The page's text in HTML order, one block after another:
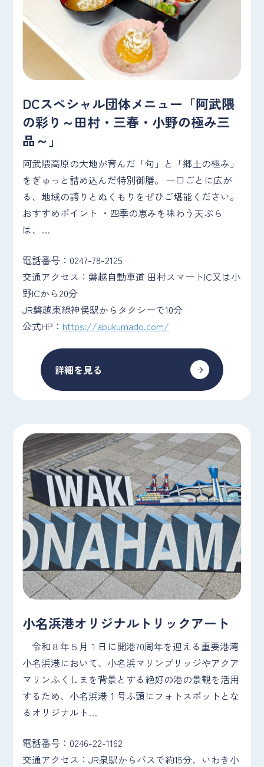
DCスペシャル団体メニュー「阿武隈
の彩り～田村・三春・小野の極み三
品～」
阿武隈高原の大地が育んだ「旬」と「郷土の極み」
をぎゅっと詰め込んだ特別御膳。 一口ごとに広が
る、地域の誇りとぬくもりをぜひご堪能ください。
おすすめポイント ・四季の恵みを味わう天ぷら
は、…
電話番号：0247-78-2125
交通アクセス：磐越自動車道 田村スマートIC又は小
野ICから20分
JR磐越東線神俣駅からタクシーで10分
公式HP： https://abukumado.com/
詳細を見る
小名浜港オリジナルトリックアート
令和８年５月１日に開港70周年を迎える重要港湾
小名浜港において、小名浜マリンブリッジやアクア
マリンふくしまを背景とする絶好の港の景観を活用
するため、小名浜港１号ふ頭にフォトスポットとな
るオリジナルト…
電話番号：0246-22-1162
交通アクセス：JR泉駅からバスで約15分、いわき小